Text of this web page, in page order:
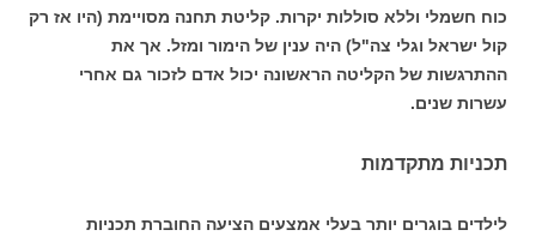
כוח חשמלי וללא סוללות יקרות. קליטת תחנה מסויימת (היו אז רק
קול ישראל וגלי צה"ל) היה ענין של הימור ומזל. אך את
ההתרגשות של הקליטה הראשונה יכול אדם לזכור גם אחרי
עשרות שנים.
תכניות מתקדמות
לילדים בוגרים יותר בעלי אמצעים הציעה החוברת תכניות